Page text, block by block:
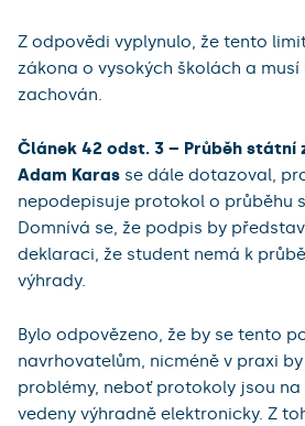
Z odpovědi vyplynulo, že tento
zákona o vysokých školách a
zachován.
Článek 42 odst. 3 – Průběh státní
Adam Karas se dále dotazoval,
nepodepisuje protokol o průběhu
Domnívá se, že podpis by
deklaraci, že student nemá k
výhrady.
Bylo odpovězeno, že by se tento
navrhovatelům, nicméně v praxi
problémy, neboť protokoly jsou
vedeny výhradně elektronicky. Z